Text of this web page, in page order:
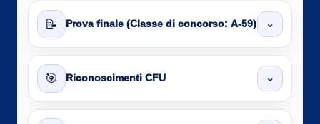
📝 Prova finale (Classe di concorso: A-59) ⌄
🎯 Riconoscimenti CFU ⌄